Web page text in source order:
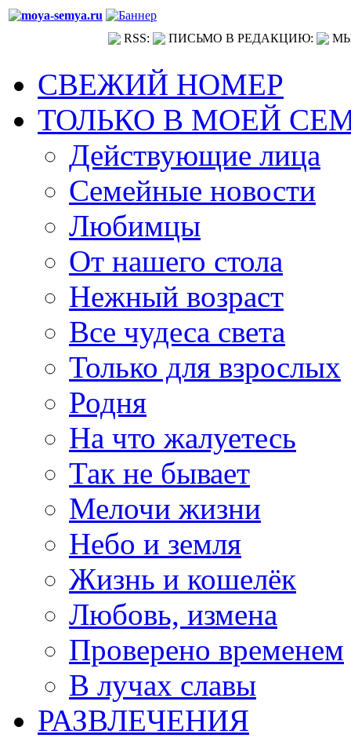
RSS: ПИСЬМО В РЕДАКЦИЮ:
СВЕЖИЙ НОМЕР
ТОЛЬКО В МОЕЙ
Действующие лица
Семейные новости
Любимцы
От нашего стола
Нежный возраст
Все чудеса света
Только для взрослых
Родня
На что жалуетесь
Так не бывает
Мелочи жизни
Небо и земля
Жизнь и кошелёк
Любовь, измена
Проверено временем
В лучах славы
РАЗВЛЕЧЕНИЯ